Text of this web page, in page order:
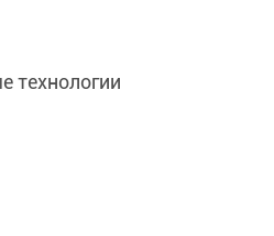
технологии